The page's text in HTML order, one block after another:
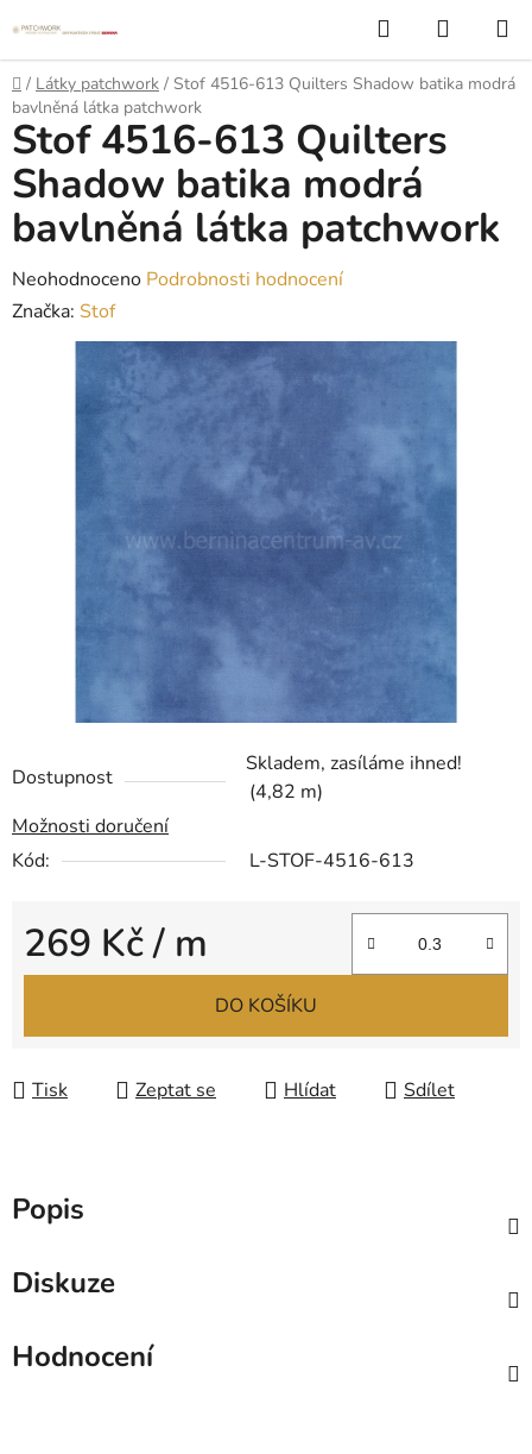
na
obsah
Hledat
KOŠÍK
Domů
/ Látky patchwork / Stof 4516-613 Quilters Shadow batika modrá
bavlněná látka patchwork
Dostupnost
Skladem, zasíláme ihned!
(4,82 m)
Možnosti doručení
Kód:
L-STOF-4516-613
269 Kč/ m
Měrná cena:
DO KOŠÍKU
Tisk Zeptat se Hlídat Sdílet
Stof 4516-613 Quilters
Shadow batika modrá
bavlněná látka patchwork
Průměrné
hodnocení
produktu
hvězdiček.
Neohodnoceno Podrobnosti hodnocení
Značka: Stof
Popis
Diskuze
Hodnocení